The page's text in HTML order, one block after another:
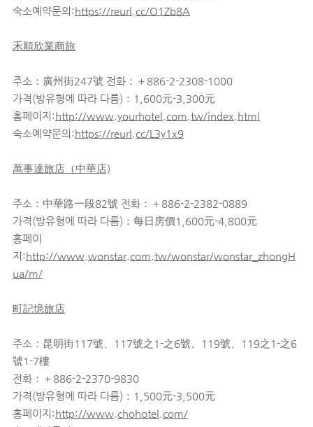
숙소예약문의:https://reurl.cc/O1Zb8A
禾順欣業商旅
주소：廣州街247號 전화：＋886-2-2308-1000
가격(방유형에 따라 다름)：1,600元-3,300元
홈페이지:http://www.yourhotel.com.tw/index.html
숙소예약문의:https://reurl.cc/L3y1x9
萬事達旅店（中華店)
주소：中華路一段82號 전화：＋886-2-2382-0889
가격(방유형에 따라 다름)：每日房價1,600元-4,800元
홈페이
지:http://www.wonstar.com.tw/wonstar/wonstar_zhongH
ua/m/
町記憶旅店
주소：昆明街117號、117號之1-之6號、119號、119之1-之6
號1-7樓
전화：＋886-2-2370-9830
가격(방유형에 따라 다름)：1,500元-3,500元
홈페이지:http://www.chohotel.com/